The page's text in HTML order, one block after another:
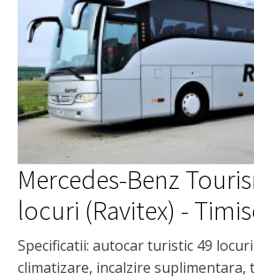
Mercedes-Benz
locuri (Ravitex) -
Specificatii: autocar turistic 49
climatizare, incalzire suplimentara,